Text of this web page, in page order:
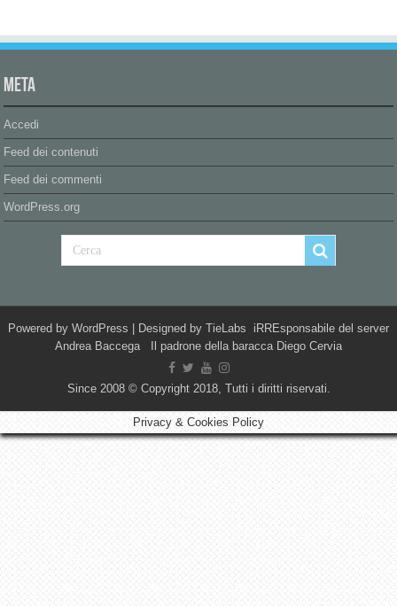
Meta
Accedi
Feed dei contenuti
Feed dei commenti
WordPress.org
Powered by WordPress | Designed by TieLabs iRREsponsabile del server
Andrea Baccega Il padrone della baracca Diego Cervia
Since 2008 © Copyright 2018, Tutti i diritti riservati.
Privacy & Cookies Policy